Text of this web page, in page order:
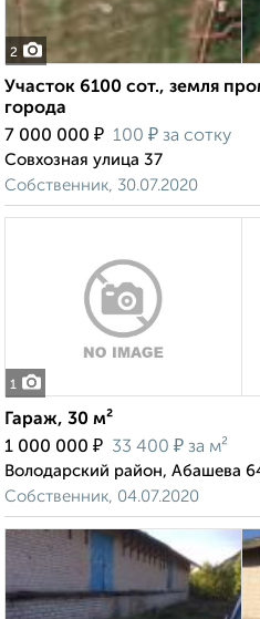
2
Участок 6100 сот., земля
города
7 000 000 ₽ 100 ₽ за сотку
Совхозная улица 37
Собственник, 30.07.2020
1
Гараж, 30 м²
1 000 000 ₽ 33 400 ₽ за м²
Володарский район, Абашева
Собственник, 04.07.2020